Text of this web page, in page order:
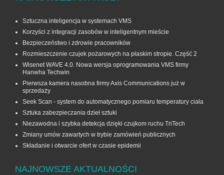
Sztuczna inteligencja w systemach VMS
Korzyści z integracji zasobów w inteligentnym mieście
Bezpieczeństwo i zdrowie pracowników
Rozmieszczenie czujek pożarowych na płaskim stropie. Część 2
Wisenet WAVE 4.0. Nowa wersja oprogramowania VMS firmy
Hanwha Techwin
Pierwsza kamera nasobna firmy Axis Communications już w
sprzedaży
Seek Scan - system do automatycznego pomiaru temperatury ciała
Sztuka zabezpieczania dzieł sztuki
Niezawodna i szybka detekcja dzięki czujkom ruchu TriTech
Zmiany umów zawartych w trybie zamówień publicznych
Składanie i otwarcie ofert w czasie epidemii
NAJNOWSZE AKTUALNOŚCI